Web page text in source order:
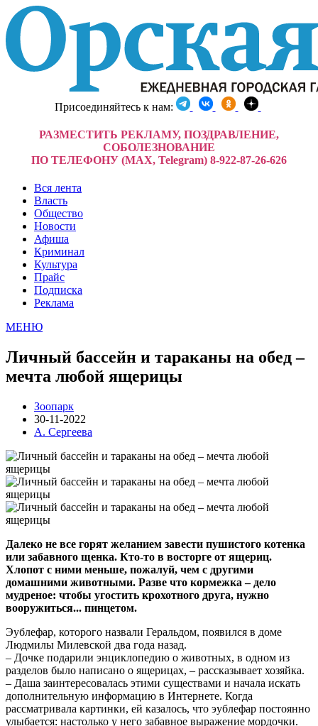
Присоединяйтесь к нам:
РАЗМЕСТИТЬ РЕКЛАМУ, ПОЗДРАВЛЕНИЕ,
СОБОЛЕЗНОВАНИЕ
ПО ТЕЛЕФОНУ (MAX, Telegram) 8-922-87-26-626
Вся лента
Власть
Общество
Новости
Афиша
Криминал
Культура
Прайс
Подписка
Реклама
МЕНЮ
Личный бассейн и тараканы на обед –
мечта любой ящерицы
Зоопарк
30-11-2022
А. Сергеева
Далеко не все горят желанием завести пушистого котенка
или забавного щенка. Кто-то в восторге от ящериц.
Хлопот с ними меньше, пожалуй, чем с другими
домашними животными. Разве что кормежка – дело
мудреное: чтобы угостить крохотного друга, нужно
вооружиться... пинцетом.
Эублефар, которого назвали Геральдом, появился в доме
Людмилы Милевской два года назад.
– Дочке подарили энциклопедию о животных, в одном из
разделов было написано о ящерицах, – рассказывает хозяйка.
– Даша заинтересовалась этими существами и начала искать
дополнительную информацию в Интернете. Когда
рассматривала картинки, ей казалось, что эублефар постоянно
улыбается: настолько у него забавное выражение мордочки.